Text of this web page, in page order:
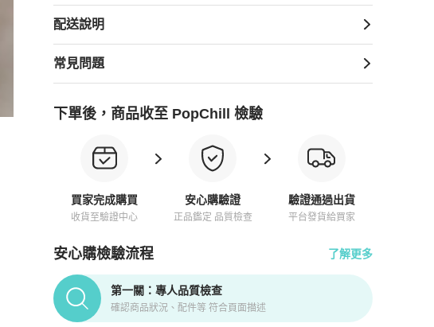
配送說明
常見問題
下單後，商品收至 PopChill 檢驗
買家完成購買
收貨至驗證中心
安心購驗證
正品鑑定 品質檢查
驗證通過出貨
平台發貨給買家
安心購檢驗流程 了解更多
PopChill拍拍圈正品驗證、安心購檢驗流程介紹
第一關：專人品質檢查
確認商品狀況、配件等 符合頁面描述